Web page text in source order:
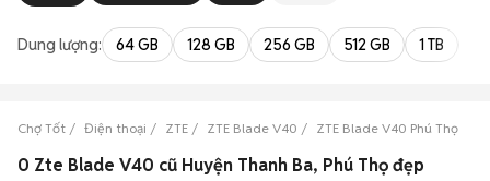
Dung lượng: 64 GB 128 GB 256 GB 512 GB 1 TB
Chợ Tốt Điện thoại ZTE ZTE Blade V40 ZTE Blade V40 Phú Thọ
0 Zte Blade V40 cũ Huyện Thanh Ba, Phú Thọ đẹp